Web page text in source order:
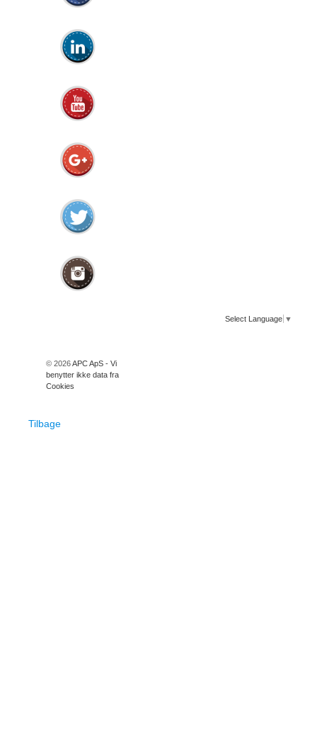
Select Language ▼
© 2026APC ApS - Vi
benytter ikke data fra
Cookies
Tilbage